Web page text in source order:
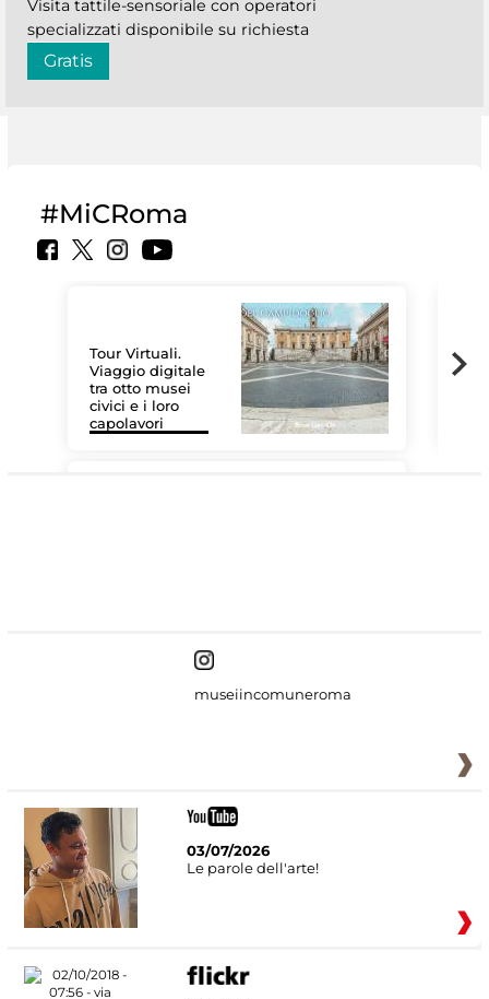
Visita tattile-sensoriale con operatori
specializzati disponibile su richiesta
Gratis
#MiCRoma
Tour Virtuali.
Viaggio digitale
tra otto musei
civici e i loro
capolavori
museiincomuneroma
03/07/2026
Le parole dell'arte!